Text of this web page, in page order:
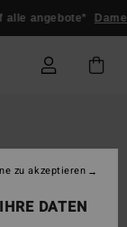
angebote* Damen
DATEN
zu akzeptieren